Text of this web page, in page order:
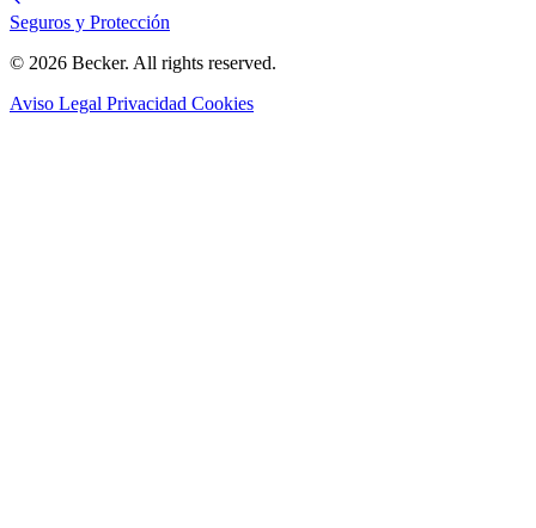
Seguros y Protección
© 2026 Becker. All rights reserved.
Aviso Legal Privacidad Cookies